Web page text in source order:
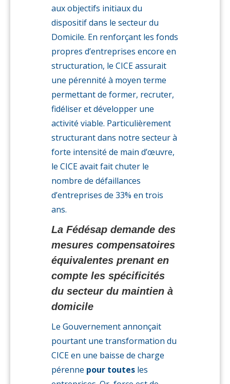
aux objectifs initiaux du
dispositif dans le secteur du
Domicile. En renforçant les fonds
propres d’entreprises encore en
structuration, le CICE assurait
une pérennité à moyen terme
permettant de former, recruter,
fidéliser et développer une
activité viable. Particulièrement
structurant dans notre secteur à
forte intensité de main d’œuvre,
le CICE avait fait chuter le
nombre de défaillances
d’entreprises de 33% en trois
ans.
La Fédésap demande des
mesures compensatoires
équivalentes prenant en
compte les spécificités
du secteur du maintien à
domicile
Le Gouvernement annonçait
pourtant une transformation du
CICE en une baisse de charge
pérenne pour toutes les